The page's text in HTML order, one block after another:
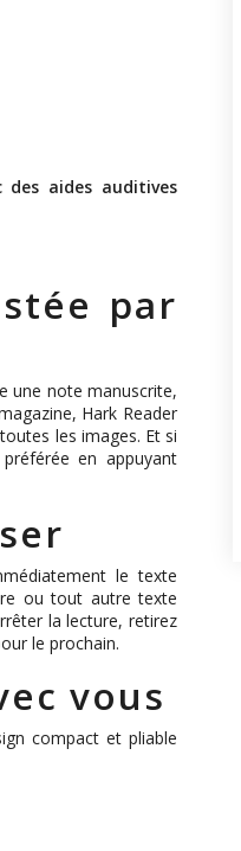
aides auditives
par
une note manuscrite,
Hark Reader
les images. Et si
en appuyant
le texte
ou tout autre texte
la lecture, retirez
le prochain.
vous
compact et pliable